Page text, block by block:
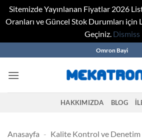
Sitemizde Yayınlanan Fiyatlar 2026
Oranları ve Güncel Stok Durumları
Geçiniz. Dismiss
to
content
Omron Bayi
HAKKIMIZDA BLOG
Anasayfa - Kalite Kontrol ve Denetim